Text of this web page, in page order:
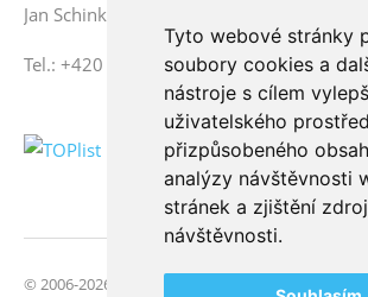
Tyto webové stránky
soubory cookies a
nástroje s cílem
uživatelského
přizpůsobeného
analýzy návštěvnosti
stránek a zjištění
návštěvnosti.
Jan Schinko jr., fotograf
Tel.: +420 776 771 000
© 2006-2026 FotoSchinko, všechna práva